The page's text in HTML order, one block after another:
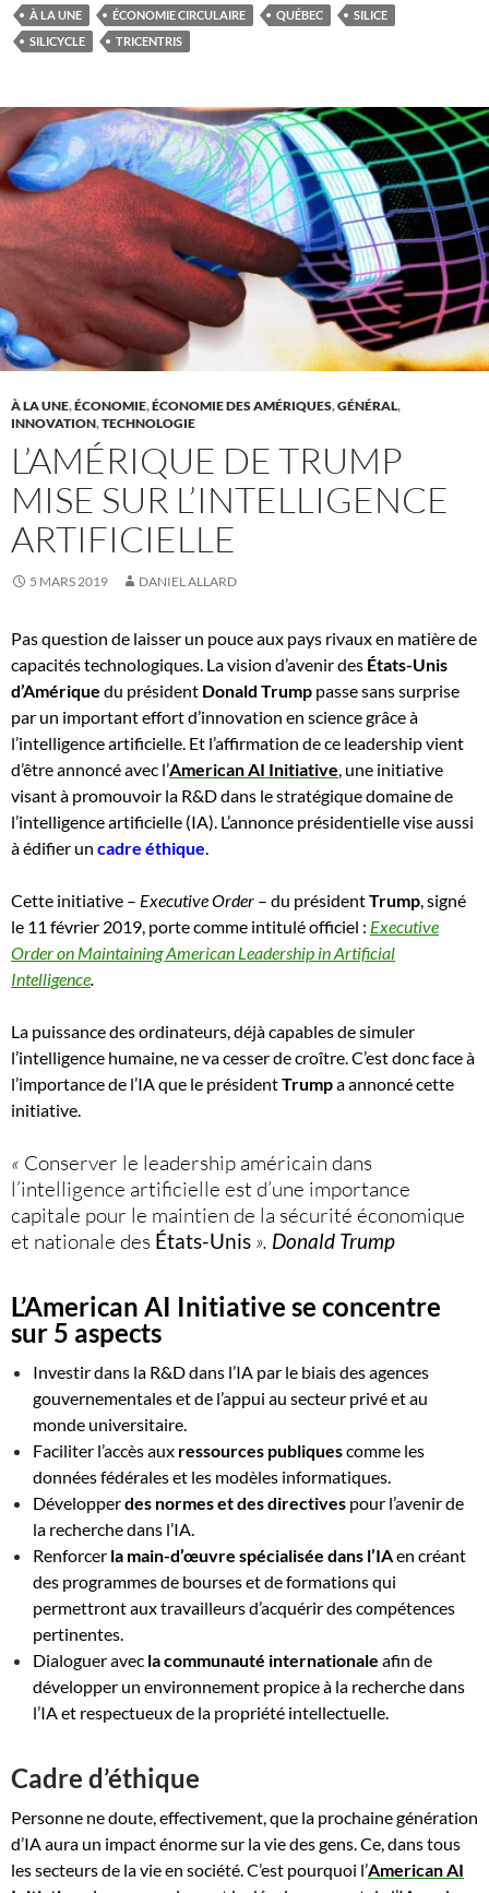
À LA UNE ÉCONOMIE CIRCULAIRE QUÉBEC
SILICE
SILICYCLE
TRICENTRIS
À LA UNE,ÉCONOMIE,ÉCONOMIE DES AMÉRIQUES,GÉNÉRAL,
INNOVATION,TECHNOLOGIE
L’AMÉRIQUE DE TRUMP
MISE SUR L’INTELLIGENCE
ARTIFICIELLE
5 MARS 2019 DANIEL ALLARD
Pas question de laisser un pouce aux pays rivaux en matière de
capacités technologiques. La vision d’avenir des États-Unis
d’Amérique du président Donald Trump passe sans surprise
par un important effort d’innovation en science grâce à
l’intelligence artificielle. Et l’affirmation de ce leadershipvient
d’être annoncé avec l’American AI Initiative , une initiative
visant à promouvoir la R&D dans le stratégique domaine de
l’intelligence artificielle (IA). L’annonce présidentielle vise aussi
à édifier un cadre éthique
Cette initiative – Executive Order – du présidentTrump , signé
le 11 février 2019, portecomme intitulé officiel : Executive
Order on Maintaining American Leadership in Artificial
Intelligence
La puissance des ordinateurs, déjà capables de simuler
l’intelligence humaine, ne va cesser de croître. C’est donc face à
l’importance de l’IA que le présidentTrumpa annoncé cette
initiative.
« Conserver le leadership américain dans
l’intelligence artificielle est d’une importance
capitale pour le maintien de la sécurité économique
et nationale des États-Unis ». Donald Trump
L’American AI Initiative se concentre
sur 5 aspects
Investir dans la R&Ddans l’IA par le biais des agences
gouvernementales et de l’appui au secteur privé et au
monde universitaire.
Faciliter l’accès aux ressources publiquescomme les
données fédérales et les modèles informatiques.
Développerdes normes et des directives pour l’avenir de
la recherche dans l’IA.
Renforcer la main-d’œuvre spécialisée dans l’IAen créant
des programmes de bourses et de formations qui
permettront aux travailleurs d’acquérir des compétences
pertinentes.
Dialoguer avec la communauté internationale afin de
développer un environnement propice à la recherche dans
l’IA et respectueux de la propriété intellectuelle.
Cadre d’éthique
Personne ne doute, effectivement, que la prochaine génération
d’IA aura un impact énorme sur la vie des gens. Ce, dans tous
les secteurs de la vie en société. C’est pourquoi l’American AI